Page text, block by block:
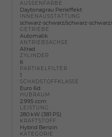
AUSSENFARBE
Daytonagrau Perleffekt
INNENAUSSTATTUNG
schwarz-schwarz/schwarz-
GETRIEBE
Automatik
ANTRIEBSACHSE
Allrad
ZYLINDER
6
PARTIKELFILTER
1
SCHADSTOFFKLASSE
Euro 6d
HUBRAUM
2.995 ccm
LEISTUNG
280 kW (381 PS)
KRAFTSTOFF
Hybrid Benzin
KATEGORIE